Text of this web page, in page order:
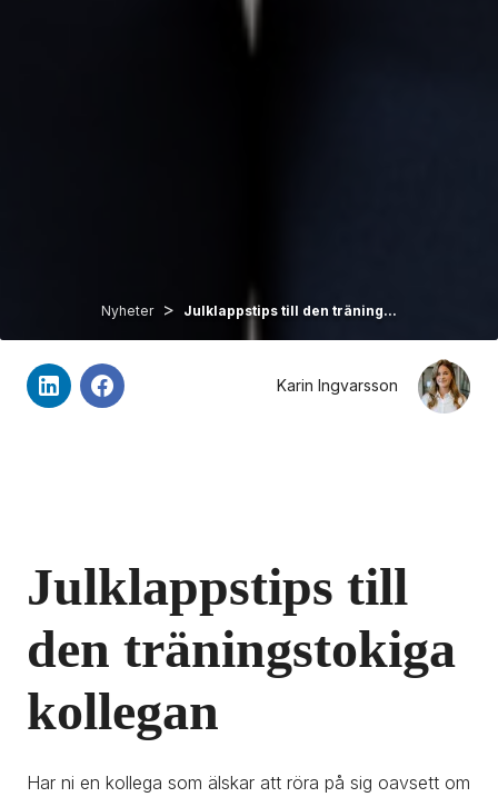
Nyheter > Julklappstips till den träning...
Karin Ingvarsson
Julklappstips till
den träningstokiga
kollegan
Har ni en kollega som älskar att röra på sig oavsett om